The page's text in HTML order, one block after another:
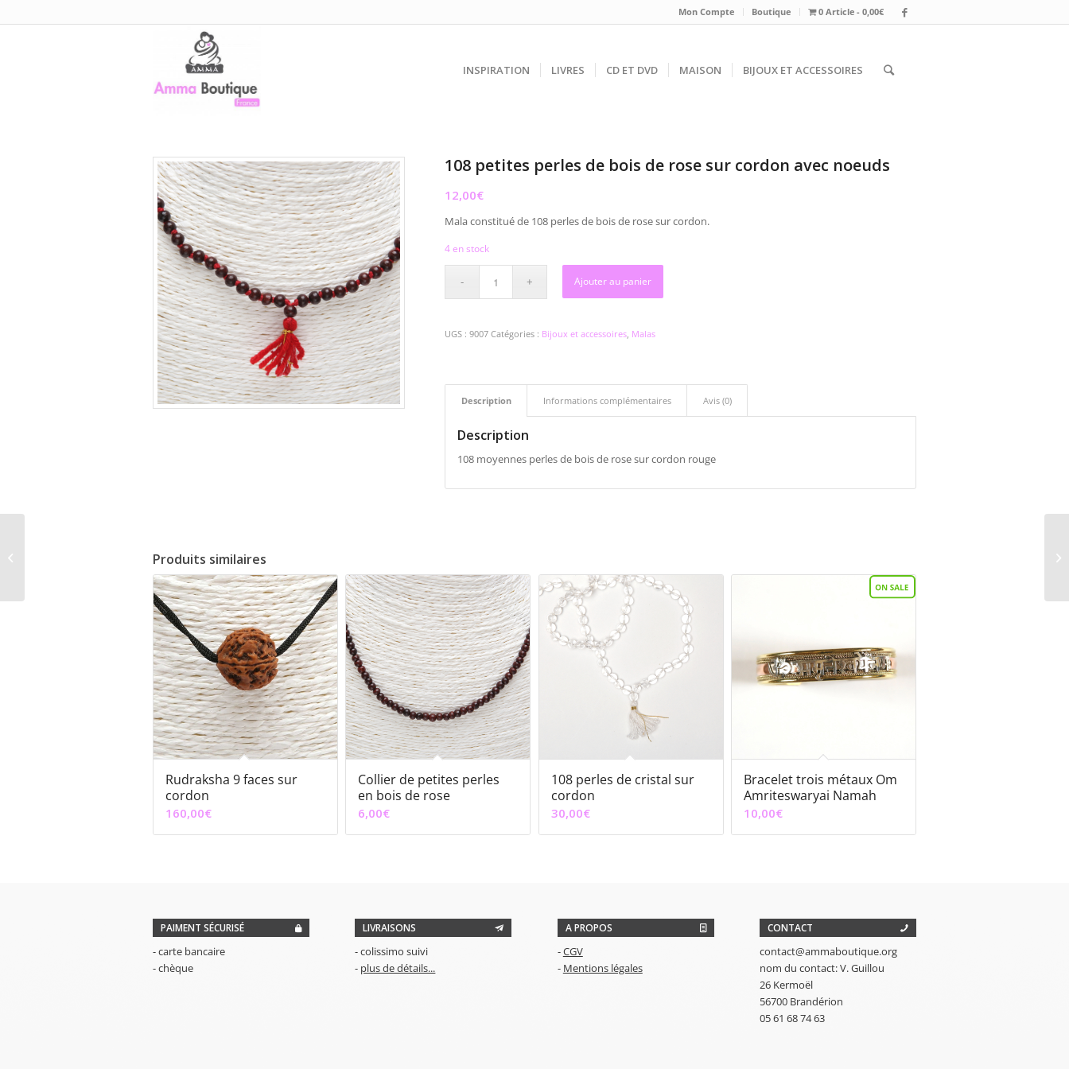
Mon Compte Boutique 0 Article 0,00€
INSPIRATION LIVRES CD ET DVD MAISON BIJOUX ET ACCESSOIRES
108 petites perles de bois de rose sur cordon avec noeuds
12,00€
Mala constitué de 108 perles de bois de rose sur cordon.
4 en stock
Ajouter au panier
UGS : 9007 Catégories : Bijoux et accessoires, Malas
Description Informations complémentaires Avis (0)
Description
108 moyennes perles de bois de rose sur cordon rouge
Produits similaires
Rudraksha 9 faces sur
cordon
160,00€
Collier de petites perles
en bois de rose
6,00€
108 perles de cristal sur
cordon
30,00€
Bracelet trois métaux Om
Amriteswaryai Namah
10,00€
PAIMENT SÉCURISÉ
- carte bancaire
- chèque
LIVRAISONS
- colissimo suivi
- plus de détails...
A PROPOS
-CGV
- Mentions légales
CONTACT
contact@ammaboutique.org
nom du contact: V. Guillou
26 Kermoël
56700 Brandérion
05 61 68 74 63